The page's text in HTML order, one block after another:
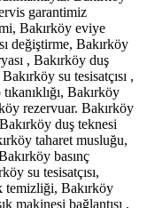
garantimiz
Bakırköy eviye
değiştirme, Bakırköy
, Bakırköy duş
su tesisatçısı ,
Bakırköy
rezervuar. Bakırköy
duş teknesi
taharet musluğu,
basınç
su tesisatçısı,
temizliği, Bakırköy
makinesi bağlantısı ,